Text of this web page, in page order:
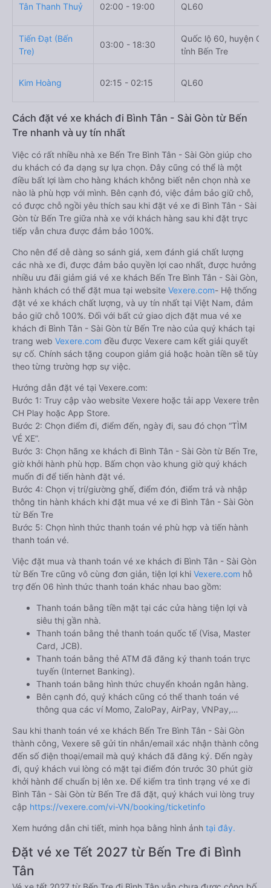
Tân Thanh Thuỷ 02:00 - 19:00 QL60
Tiến Đạt (Bến
Tre)
03:00 - 18:30
Quốc lộ 60, huyện
tỉnh Bến Tre
Kim Hoàng 02:15 - 02:15 QL60
Cách đặt vé xe khách đi Bình Tân - Sài Gòn từ Bến
Tre nhanh và uy tín nhất
Việc có rất nhiều nhà xe Bến Tre Bình Tân - Sài Gòn giúp cho
du khách có đa dạng sự lựa chọn. Đây cũng có thể là một
điều bất lợi làm cho hàng khách không biết nên chọn nhà xe
nào là phù hợp với mình. Bên cạnh đó, việc đảm bảo giữ chỗ,
có được chỗ ngồi yêu thích sau khi đặt vé xe đi Bình Tân - Sài
Gòn từ Bến Tre giữa nhà xe với khách hàng sau khi đặt trực
tiếp vẫn chưa được đảm bảo 100%.
Cho nên để dễ dàng so sánh giá, xem đánh giá chất lượng
các nhà xe đi, được đảm bảo quyền lợi cao nhất, được hưởng
nhiều ưu đãi giảm giá vé xe khách Bến Tre Bình Tân - Sài Gòn,
hành khách có thể đặt mua tại website Vexere.com- Hệ thống
đặt vé xe khách chất lượng, và uy tín nhất tại Việt Nam, đảm
bảo giữ chỗ 100%. Đối với bất cứ giao dịch đặt mua vé xe
khách đi Bình Tân - Sài Gòn từ Bến Tre nào của quý khách tại
trang web Vexere.com đều được Vexere cam kết giải quyết
sự cố. Chính sách tặng coupon giảm giá hoặc hoàn tiền sẽ tùy
theo từng trường hợp sự việc.
Hướng dẫn đặt vé tại Vexere.com:
Bước 1: Truy cập vào website Vexere hoặc tải app Vexere trên
CH Play hoặc App Store.
Bước 2: Chọn điểm đi, điểm đến, ngày đi, sau đó chọn “TÌM
VÉ XE”.
Bước 3: Chọn hãng xe khách đi Bình Tân - Sài Gòn từ Bến Tre,
giờ khởi hành phù hợp. Bấm chọn vào khung giờ quý khách
muốn đi để tiến hành đặt vé.
Bước 4: Chọn vị trí/giường ghế, điểm đón, điểm trả và nhập
thông tin hành khách khi đặt mua vé xe đi Bình Tân - Sài Gòn
từ Bến Tre
Bước 5: Chọn hình thức thanh toán vé phù hợp và tiến hành
thanh toán vé.
Việc đặt mua và thanh toán vé xe khách đi Bình Tân - Sài Gòn
từ Bến Tre cũng vô cùng đơn giản, tiện lợi khi Vexere.com hỗ
trợ đến 06 hình thức thanh toán khác nhau bao gồm:
Thanh toán bằng tiền mặt tại các cửa hàng tiện lợi và
siêu thị gần nhà.
Thanh toán bằng thẻ thanh toán quốc tế (Visa, Master
Card, JCB).
Thanh toán bằng thẻ ATM đã đăng ký thanh toán trực
tuyến (Internet Banking).
Thanh toán bằng hình thức chuyển khoản ngân hàng.
Bên cạnh đó, quý khách cũng có thể thanh toán vé
thông qua các ví Momo, ZaloPay, AirPay, VNPay,…
Sau khi thanh toán vé xe khách Bến Tre Bình Tân - Sài Gòn
thành công, Vexere sẽ gửi tin nhắn/email xác nhận thành công
đến số điện thoại/email mà quý khách đã đăng ký. Đến ngày
đi, quý khách vui lòng có mặt tại điểm đón trước 30 phút giờ
khởi hành để chuẩn bị lên xe. Để kiểm tra tình trạng vé xe đi
Bình Tân - Sài Gòn từ Bến Tre đã đặt, quý khách vui lòng truy
cập https://vexere.com/vi-VN/booking/ticketinfo
Xem hướng dẫn chi tiết, minh họa bằng hình ảnh tại đây.
Đặt vé xe Tết 2027 từ Bến Tre đi Bình
Tân